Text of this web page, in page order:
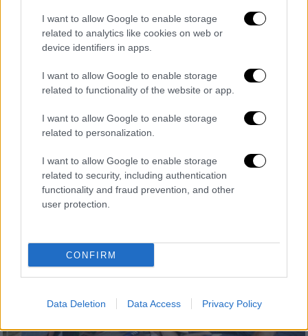
I want to allow Google to enable storage
related to analytics like cookies on web or
device identifiers in apps.
I want to allow Google to enable storage
related to functionality of the website or app.
I want to allow Google to enable storage
related to personalization.
I want to allow Google to enable storage
related to security, including authentication
functionality and fraud prevention, and other
user protection.
CONFIRM
Data Deletion Data Access Privacy Policy
Αθλητισμός|31.05.2019 22:31
Μπράβο: «Στην δίκη θα φανεί ποιοι είναι
Πρώτες δηλώσεις του άλλοτε αμυντικού
αφέθηκε ελεύθερος με καταβολή εγγύηση
ύψους εκατό χιλιάδων ευρώ